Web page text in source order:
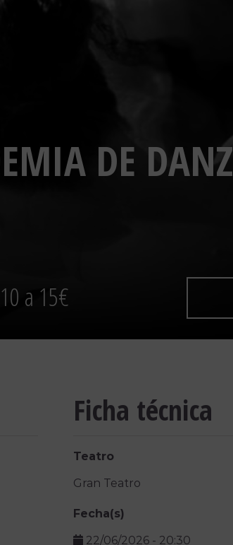
DE
a 15€
Ficha técnica
Teatro
Gran Teatro
Fecha(s)
22/06/2026- 20:30